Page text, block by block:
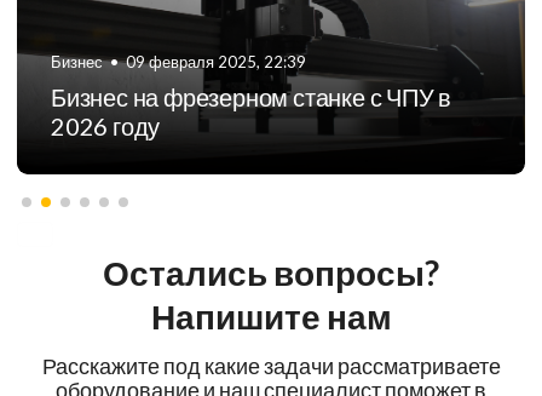
Бизнес • 01 мая 2026, 16:18
G-коды для станков с ЧПУ. Что это
такое?
Остались вопросы?
Напишите нам
Расскажите под какие задачи рассматриваете
оборудование и наш специалист поможет в